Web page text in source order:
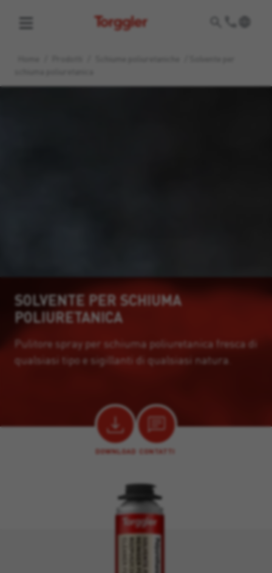
Torggler
SOLVENTE PER SCHIUMA
POLIURETANICA
Pulitore spray per schiuma poliuretanica fresca di
qualsiasi tipo e sigillanti di qualsiasi natura.
DOWNLOAD CONTATTI